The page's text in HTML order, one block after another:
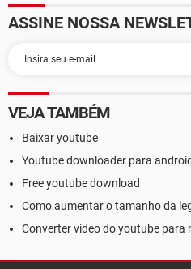
ASSINE NOSSA
VEJA TAMBÉM
Baixar youtube
Youtube downloader para
Free youtube download
Como aumentar o tamanho da
Converter video do youtube para